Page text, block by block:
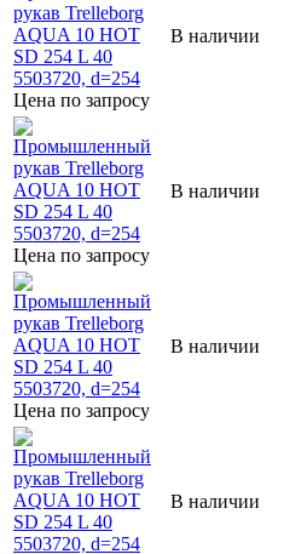
Цена по запросу
В наличии
Цена по запросу
В наличии
Цена по запросу
В наличии
В наличии